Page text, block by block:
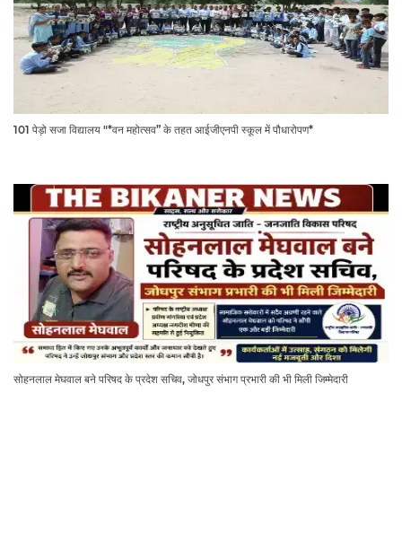
101 पेड़ो सजा विद्यालय "*वन महोत्सव” के तहत आईजीएनपी स्कूल में पौधारोपण*
सोहनलाल मेघवाल बने परिषद के प्रदेश सचिव, जोधपुर संभाग प्रभारी की भी मिली जिम्मेदारी